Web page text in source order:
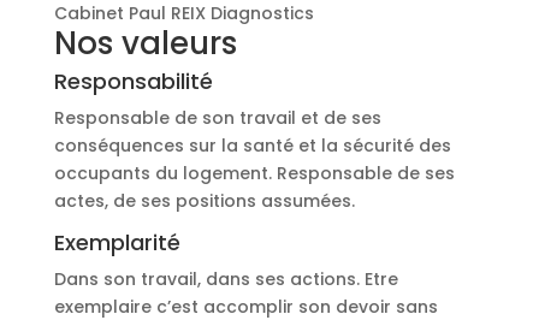
Cabinet Paul REIX Diagnostics
Nos valeurs
Responsabilité
Responsable de son travail et de ses
conséquences sur la santé et la sécurité des
occupants du logement. Responsable de ses
actes, de ses positions assumées.
Exemplarité
Dans son travail, dans ses actions. Etre
exemplaire c’est accomplir son devoir sans